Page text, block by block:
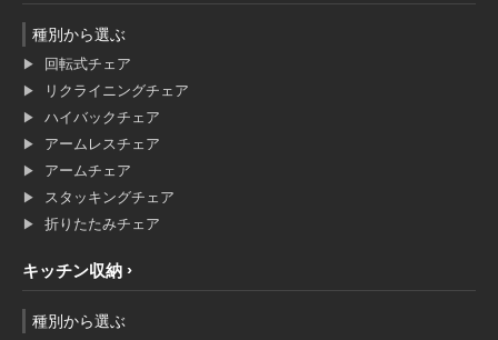
種別から選ぶ
回転式チェア
リクライニングチェア
ハイバックチェア
アームレスチェア
アームチェア
スタッキングチェア
折りたたみチェア
キッチン収納
種別から選ぶ